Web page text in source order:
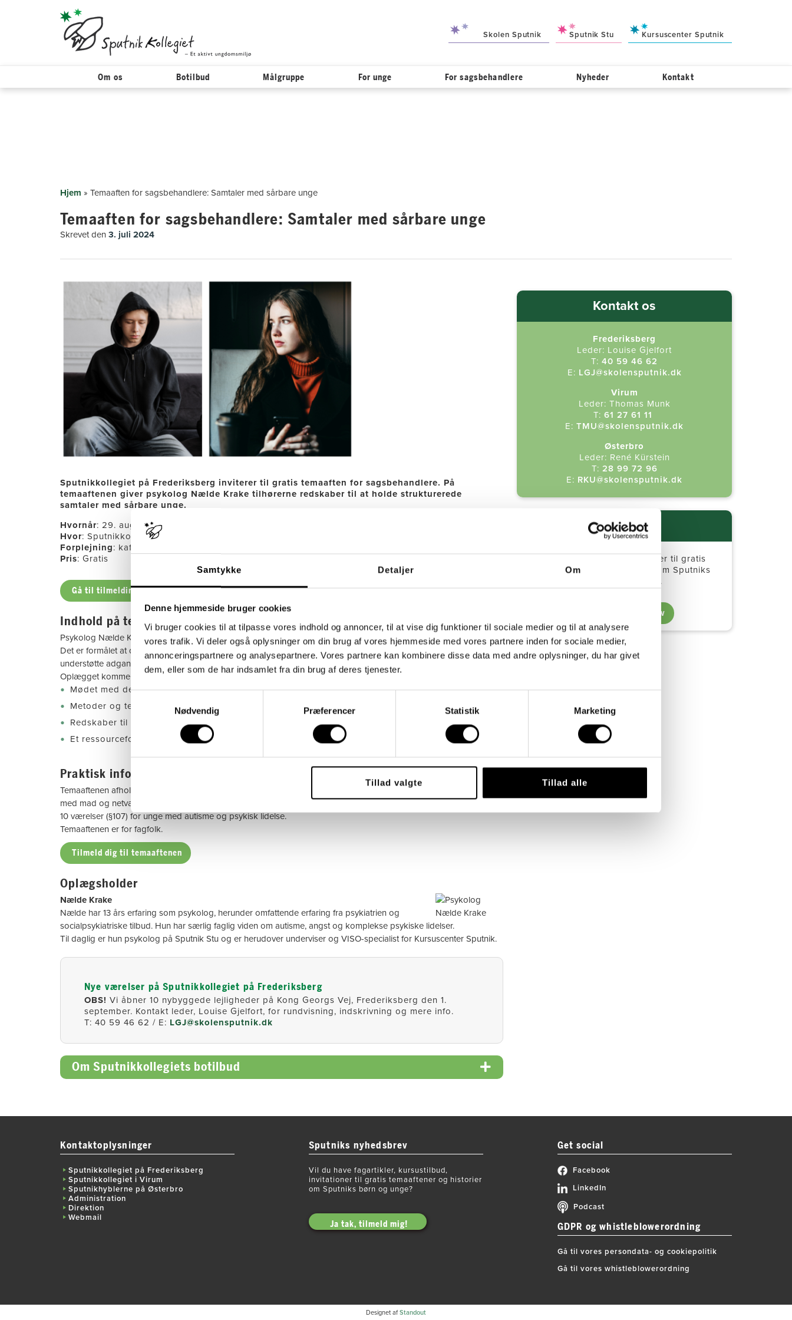
Samtykke Detaljer Om
Denne hjemmeside bruger cookies
Vi bruger cookies til at tilpasse vores indhold og annoncer, til at vise dig funktioner til sociale medier og til at analysere
vores trafik. Vi deler også oplysninger om din brug af vores hjemmeside med vores partnere inden for sociale medier,
annonceringspartnere og analysepartnere. Vores partnere kan kombinere disse data med andre oplysninger, du har givet
dem, eller som de har indsamlet fra din brug af deres tjenester.
Nødvendig
Præferencer Statistik Marketing
Tillad valgte Tillad alle
Hop
Skolen Sputnik Sputnik Stu Kursuscenter Sputnik
Om os Botilbud Målgruppe For unge For sagsbehandlere Nyheder Kontakt
Hjem » Temaaften for sagsbehandlere: Samtaler med sårbare unge
Temaaften for sagsbehandlere: Samtaler med sårbare unge
Skrevet den 3. juli 2024
Sputnikkollegiet på Frederiksberg inviterer til gratis temaaften for sagsbehandlere. På
temaaftenen giver psykolog Nælde Krake tilhørerne redskaber til at holde strukturerede
samtaler med sårbare unge.
Hvornår: 29. august kl. 16-18.30
Hvor: Sputnikkollegiet, Kong Georgs Vej 65, 2000 Frederiksberg
Forplejning: kaffe, te og sandwich
Pris: Gratis
Gå til tilmeldingen
Indhold på temaaften
Psykolog Nælde Krake vil præsentere sociale interveneringsredskaber til brug i samtaler med sårbare unge.
Det er formålet at du som professionel kan gå fra oplægget med konkrete brugbare redskaber, som kan
understøtte adgangen til bæredygtige samtaler med unge i sårbare og udsatte positioner.
Oplægget kommer omkring:
Mødet med den unge: At skabe relationel tilladelse.
Metoder og teknikker til udvikling af sociale færdigheder.
Redskaber til at møde ambivalens.
Et ressourcefokuseret blik – hvorfor og hvordan?
Praktisk info
Temaaftenen afholdes på Sputnikkollegiet på Frederiksberg d. 29. august kl. 16-18.30. Der vil undervejs være pause
med mad og netværk. Hvis man har lyst, kan man få en rundvisning på kollegiet, som netop er ved at udvide med
10 værelser (§107) for unge med autisme og psykisk lidelse.
Temaaftenen er for fagfolk.
Tilmeld dig til temaaftenen
Oplægsholder
Nælde Krake
Nælde har 13 års erfaring som psykolog, herunder omfattende erfaring fra psykiatrien og
socialpsykiatriske tilbud. Hun har særlig faglig viden om autisme, angst og komplekse psykiske lidelser.
Til daglig er hun psykolog på Sputnik Stu og er herudover underviser og VISO-specialist for Kursuscenter Sputnik.
Nye værelser på Sputnikkollegiet på Frederiksberg
OBS! Vi åbner 10 nybyggede lejligheder på Kong Georgs Vej, Frederiksberg den 1.
september. Kontakt leder, Louise Gjelfort, for rundvisning, indskrivning og mere info.
T: 40 59 46 62 / E: LGJ@skolensputnik.dk
Om Sputnikkollegiets botilbud
Kontakt os
Frederiksberg
Leder: Louise Gjelfort
T:40 59 46 62
E: LGJ@skolensputnik.dk
Virum
Leder: Thomas Munk
T:61 27 61 11
E:TMU@skolensputnik.dk
Østerbro
Leder: René Kürstein
T: 28 99 72 96
E: RKU@skolensputnik.dk
Nyhedsbrev
, invitationer til gratis
temaaftener ⭐️ og historier om Sputniks
.
Tilmeld nyhedsbrev
Kontaktoplysninger
Sputnikkollegiet på Frederiksberg
Sputnikkollegiet i Virum
Sputnikhyblerne på Østerbro
Administration
Direktion
Webmail
Sputniks nyhedsbrev
Vil du have fagartikler, kursustilbud,
invitationer til gratis temaaftener og historier
om Sputniks børn og unge?
Ja tak, tilmeld mig!
Get social
Facebook
LinkedIn
Podcast
GDPR og whistleblowerordning
Gå til vores persondata- og cookiepolitik
Gå til vores whistleblowerordning
Designet afStandout